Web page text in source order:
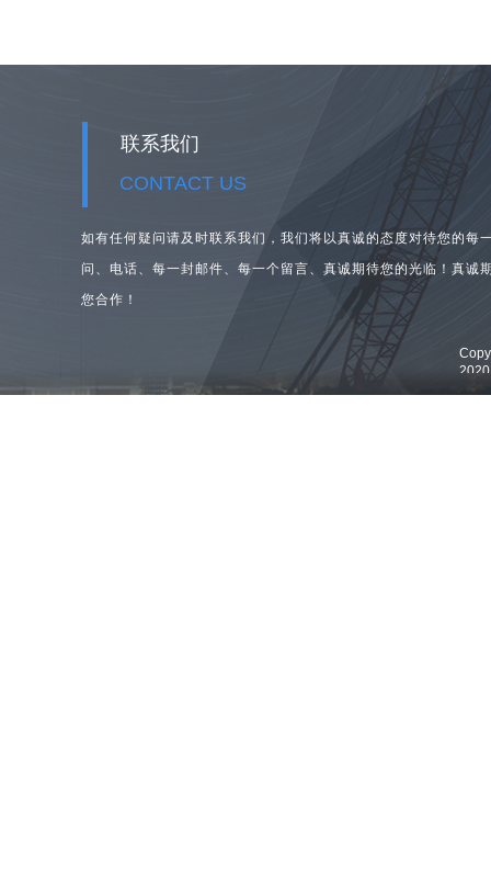
如有任何疑问请及时联系我们，我们将以真诚的态度对待您的每
问、 电话、每一封邮件、每一个留言、真诚期待您的光临！真诚
您合作！
联系我们
CONTACT US